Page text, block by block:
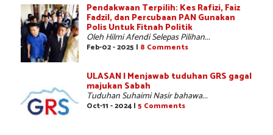
Pendakwaan Terpilih: Kes Rafizi, Faiz
Fadzil, dan Percubaan PAN Gunakan
Polis Untuk Fitnah Politik
Oleh Hilmi Afendi Selepas Pilihan...
Feb-02 - 2025 | 8 Comments
ULASAN | Menjawab tuduhan GRS gagal
majukan Sabah
Tuduhan Suhaimi Nasir bahawa...
Oct-11 - 2024 | 5 Comments